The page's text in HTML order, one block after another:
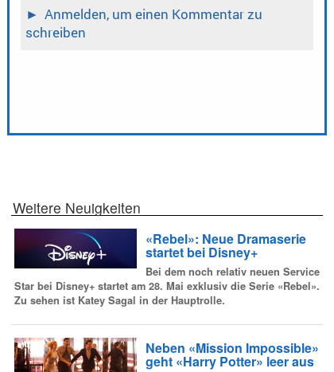
Weitere Neuigkeiten
«Rebel»: Neue Dramaserie
startet bei Disney+
Bei dem noch relativ neuen Service
Star bei Disney+ startet am 28. Mai exklusiv die Serie «Rebel».
Zu sehen ist Katey Sagal in der Hauptrolle.
Neben «Mission Impossible»
geht «Harry Potter» leer aus